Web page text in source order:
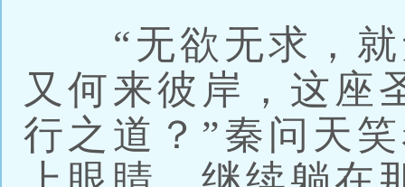
“无欲无求，就
又何来彼岸，这座
行之道？”秦问天